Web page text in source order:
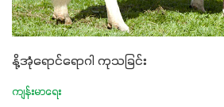
နို့အုံရောင်ရောဂါ ကုသခြင်း
ကျန်းမာရေး